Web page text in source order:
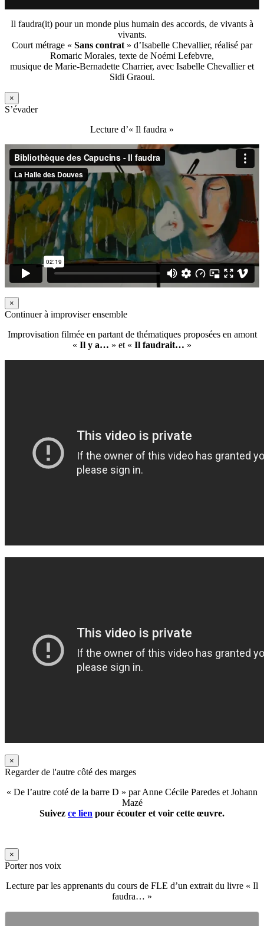
Il faudra(it) pour un monde plus humain des accords, de vivants à
vivants.
Court métrage « Sans contrat » d’Isabelle Chevallier, réalisé par
Romaric Morales, texte de Noémi Lefebvre,
musique de Marie-Bernadette Charrier, avec Isabelle Chevallier et
Sidi Graoui.
×
S’évader
Lecture d’« Il faudra »
×
Continuer à improviser ensemble
Improvisation filmée en partant de thématiques proposées en amont
« Il y a… » et « Il faudrait… »
×
Regarder de l'autre côté des marges
« De l’autre coté de la barre D » par Anne Cécile Paredes et Johann
Mazé
Suivez ce lien pour écouter et voir cette œuvre.
×
Porter nos voix
Lecture par les apprenants du cours de FLE d’un extrait du livre « Il
faudra… »